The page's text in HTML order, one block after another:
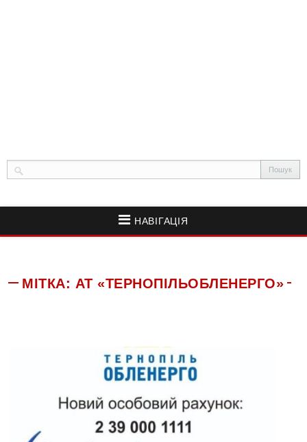
НАВІГАЦІЯ
МІТКА: АТ «ТЕРНОПІЛЬОБЛЕНЕРГО»